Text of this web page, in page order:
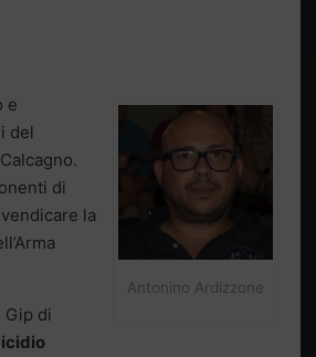
Antonino Ardizzone
e
del
di
la
Gip di